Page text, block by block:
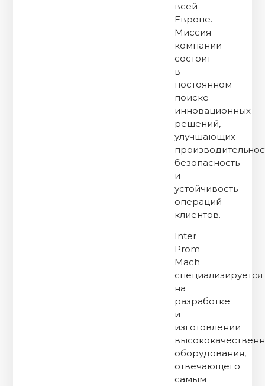
всей
Европе.
Миссия
компании
состоит
в
постоянном
поиске
инновационных
решений,
улучшающих
безопасность
и
устойчивость
операций
клиентов.
Inter
Prom
Mach
специализируется
на
разработке
и
изготовлении
оборудования,
отвечающего
самым